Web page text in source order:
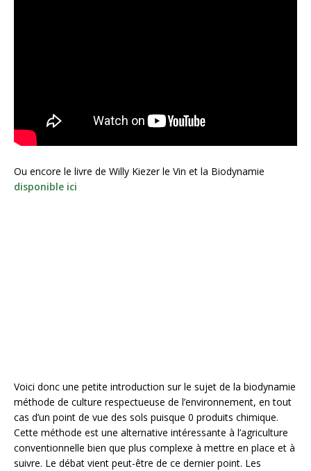
Ou encore le livre de Willy Kiezer le Vin et la Biodynamie
disponible ici
Voici donc une petite introduction sur le sujet de la biodynamie
méthode de culture respectueuse de l’environnement, en tout
cas d’un point de vue des sols puisque 0 produits chimique.
Cette méthode est une alternative intéressante à l’agriculture
conventionnelle bien que plus complexe à mettre en place et à
suivre. Le débat vient peut-être de ce dernier point. Les